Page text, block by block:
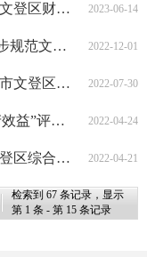
2023-06-14
监督管理局关...
2022-12-01
关问题的通知
2022-07-30
市场监督管理...
2022-04-24
关事项的通知
2022-04-21
生活垃圾处理...
检索到 67 条记录，显示
第 1 条 - 第 15 条记录